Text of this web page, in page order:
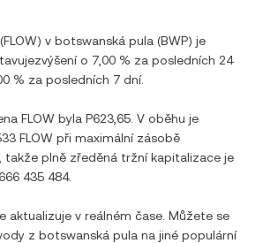
(FLOW) v botswanská pula (BWP) je
zvýšenío 7,00 % za posledních 24
% za posledních 7 dní.
FLOW byla P623,65 . V oběhu je
FLOW při maximální zásobě
, takže plně zředěná tržní kapitalizace je
435 484.
aktualizuje v reálném čase. Můžete se
z botswanská pula na jiné populární